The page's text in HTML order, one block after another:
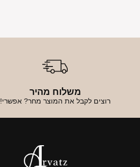
משלוח מהיר
רוצים לקבל את המוצר מחר? אפשרי!